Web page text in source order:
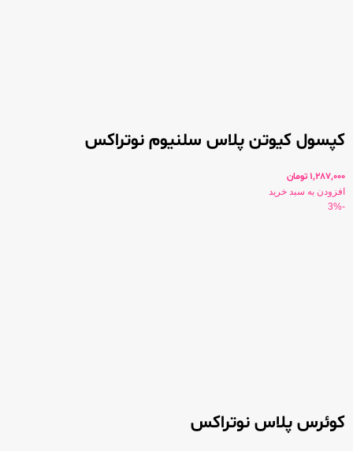
کپسول کیوتن پلاس سلنیوم نوتراکس
1,287,000 تومان
افزودن به سبد خرید
-3%
کوئرس پلاس نوتراکس